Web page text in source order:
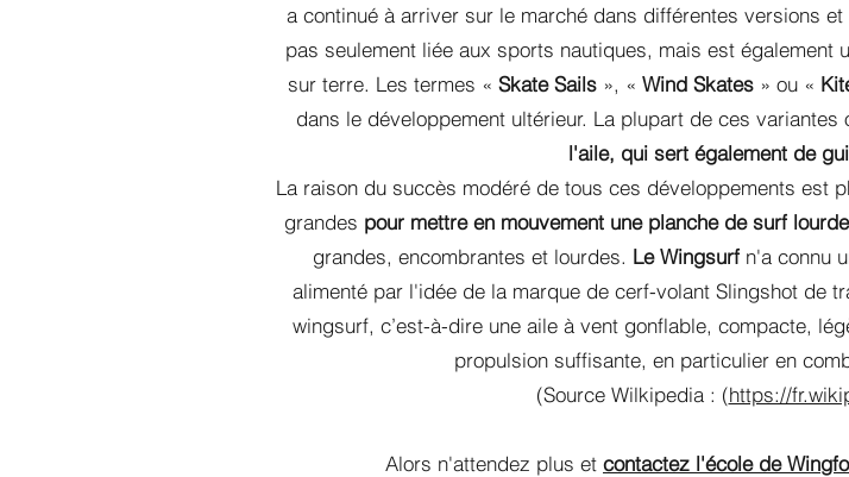
a continué à arriver sur le marché dans différentes versions
pas seulement liée aux sports nautiques, mais est
sur terre. Les termes « Skate Sails», « Wind Skates» ou «
dans le développement ultérieur. La plupart de ces
l'aile, qui sert également de
La raison du succès modéré de tous ces développements est
grandes pour mettre en mouvement une planche de surf
grandes, encombrantes et lourdes. Le Wingsurf n'a connu
alimenté par l'idée de la marque de cerf-volant Slingshot de
wingsurf, c’est-à-dire une aile à vent gonflable, compacte,
propulsion suffisante, en particulier en
(Source Wilkipedia : (https://
Alors n'attendez plus et contactez l'école de